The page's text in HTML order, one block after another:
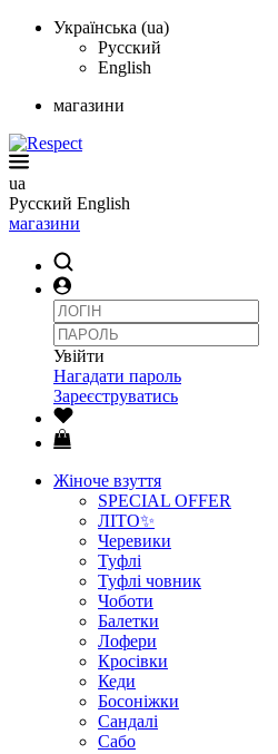
Українська (ua)
Русский
English
магазини
ua
Русский English
магазини
Увійти
Нагадати пароль
Зареєструватись
Жіноче взуття
SPECIAL OFFER
ЛІТО✨
Черевики
Туфлі
Туфлі човник
Чоботи
Балетки
Лофери
Кросівки
Кеди
Босоніжки
Сандалі
Сабо